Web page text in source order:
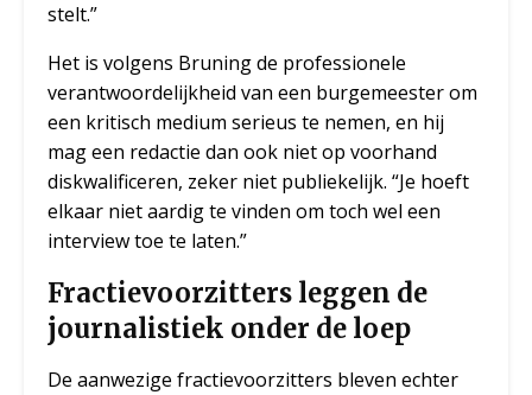
stelt.”
Het is volgens Bruning de professionele
verantwoordelijkheid van een burgemeester om
een kritisch medium serieus te nemen, en hij
mag een redactie dan ook niet op voorhand
diskwalificeren, zeker niet publiekelijk. “Je hoeft
elkaar niet aardig te vinden om toch wel een
interview toe te laten.”
Fractievoorzitters leggen de
journalistiek onder de loep
De aanwezige fractievoorzitters bleven echter